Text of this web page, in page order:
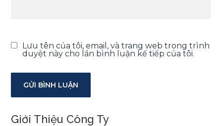
Lưu tên của tôi, email, và trang web trong trình
duyệt này cho lần bình luận kế tiếp của tôi.
Giới Thiệu Công Ty